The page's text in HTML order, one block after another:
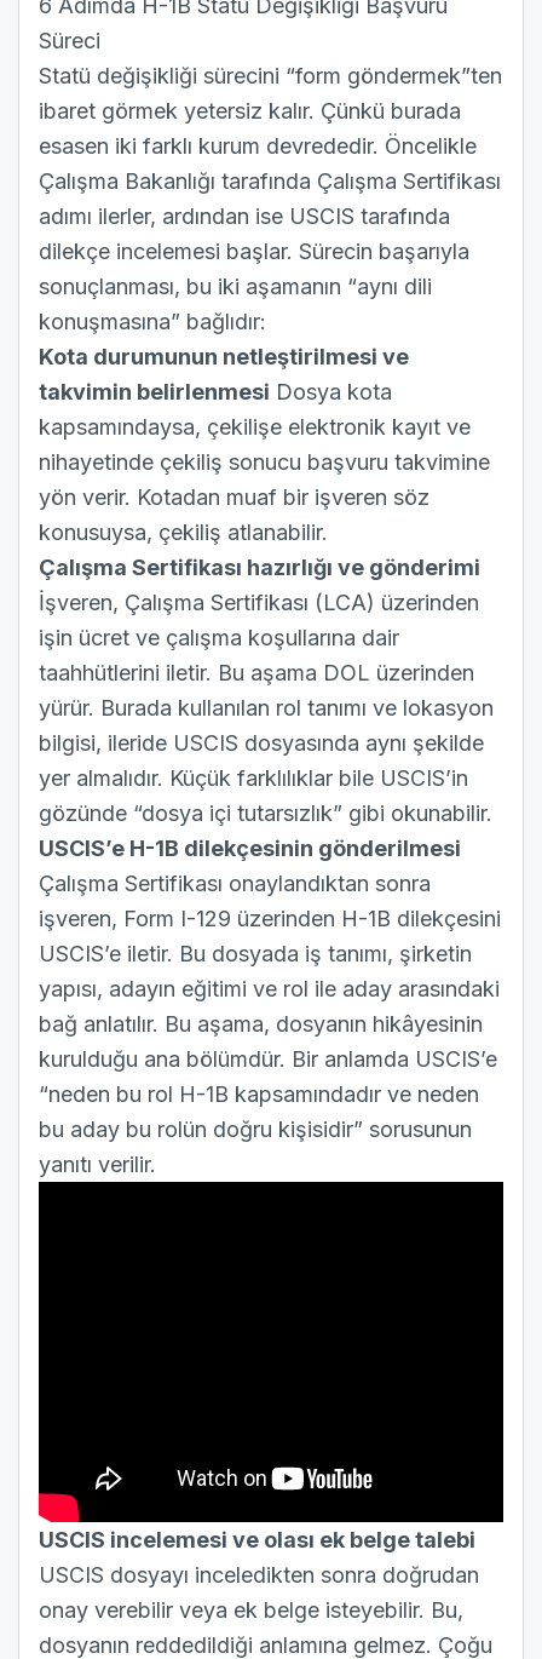
6 Adımda H-1B Statü Değişikliği Başvuru
Süreci
Statü değişikliği sürecini “form göndermek”ten
ibaret görmek yetersiz kalır. Çünkü burada
esasen iki farklı kurum devrededir. Öncelikle
Çalışma Bakanlığı tarafında Çalışma Sertifikası
adımı ilerler, ardından ise USCIS tarafında
dilekçe incelemesi başlar. Sürecin başarıyla
sonuçlanması, bu iki aşamanın “aynı dili
konuşmasına” bağlıdır:
Kota durumunun netleştirilmesi ve
takvimin belirlenmesi Dosya kota
kapsamındaysa, çekilişe elektronik kayıt ve
nihayetinde çekiliş sonucu başvuru takvimine
yön verir. Kotadan muaf bir işveren söz
konusuysa, çekiliş atlanabilir.
Çalışma Sertifikası hazırlığı ve gönderimi
İşveren, Çalışma Sertifikası (LCA) üzerinden
işin ücret ve çalışma koşullarına dair
taahhütlerini iletir. Bu aşama DOL üzerinden
yürür. Burada kullanılan rol tanımı ve lokasyon
bilgisi, ileride USCIS dosyasında aynı şekilde
yer almalıdır. Küçük farklılıklar bile USCIS’in
gözünde “dosya içi tutarsızlık” gibi okunabilir.
USCIS’e H-1B dilekçesinin gönderilmesi
Çalışma Sertifikası onaylandıktan sonra
işveren, Form I-129 üzerinden H-1B dilekçesini
USCIS’e iletir. Bu dosyada iş tanımı, şirketin
yapısı, adayın eğitimi ve rol ile aday arasındaki
bağ anlatılır. Bu aşama, dosyanın hikâyesinin
kurulduğu ana bölümdür. Bir anlamda USCIS’e
“neden bu rol H-1B kapsamındadır ve neden
bu aday bu rolün doğru kişisidir” sorusunun
yanıtı verilir.
USCIS incelemesi ve olası ek belge talebi
USCIS dosyayı inceledikten sonra doğrudan
onay verebilir veya ek belge isteyebilir. Bu,
dosyanın reddedildiği anlamına gelmez. Çoğu